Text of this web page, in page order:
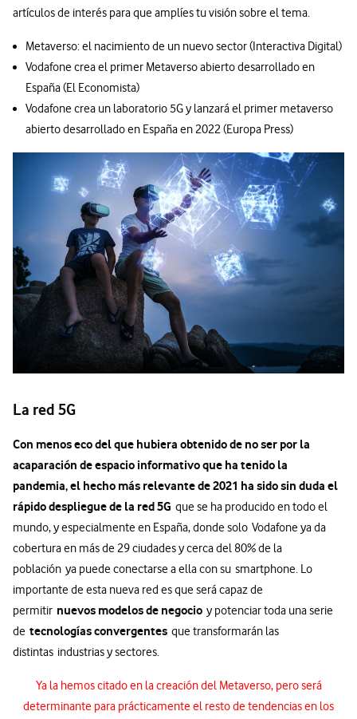
artículos de interés para que amplíes tu visión sobre el tema.
Metaverso: el nacimiento de un nuevo sector (Interactiva Digital)
Vodafone crea el primer Metaverso abierto desarrollado en
España (El Economista)
Vodafone crea un laboratorio 5G y lanzará el primer metaverso
abierto desarrollado en España en 2022 (Europa Press)
La red 5G
Con menos eco del que hubiera obtenido de no ser por la
acaparación de espacio informativo que ha tenido la
pandemia, el hecho más relevante de 2021 ha sido sin duda el
rápido despliegue de la red 5G que se ha producido en todo el
mundo, y especialmente en España, donde solo Vodafone ya da
cobertura en más de 29 ciudades y cerca del 80% de la
población ya puede conectarse a ella con su smartphone. Lo
importante de esta nueva red es que será capaz de
permitir nuevos modelos de negocio y potenciar toda una serie
de tecnologías convergentes que transformarán las
distintas industrias y sectores.
Ya la hemos citado en la creación del Metaverso, pero será
determinante para prácticamente el resto de tendencias en los